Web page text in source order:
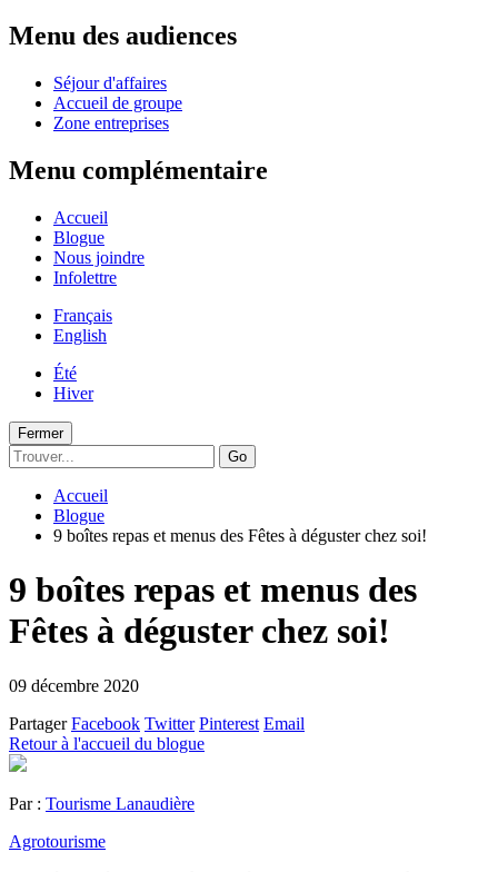
Menu des audiences
Séjour d'affaires
Accueil de groupe
Zone entreprises
Menu complémentaire
Accueil
Blogue
Nous joindre
Infolettre
Français
English
Été
Hiver
Fermer
Go
Accueil
Blogue
9 boîtes repas et menus des Fêtes à déguster chez soi!
9 boîtes repas et menus des
Fêtes à déguster chez soi!
09 décembre 2020
Partager Facebook Twitter Pinterest Email
Retour à l'accueil du blogue
Par : Tourisme Lanaudière
Agrotourisme